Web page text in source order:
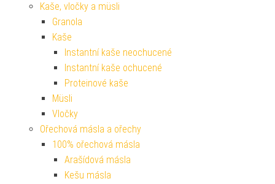
Kaše, vločky a müsli
Granola
Kaše
Instantní kaše neochucené
Instantní kaše ochucené
Proteinové kaše
Müsli
Vločky
Ořechová másla a ořechy
100% ořechová másla
Arašídová másla
Kešu másla